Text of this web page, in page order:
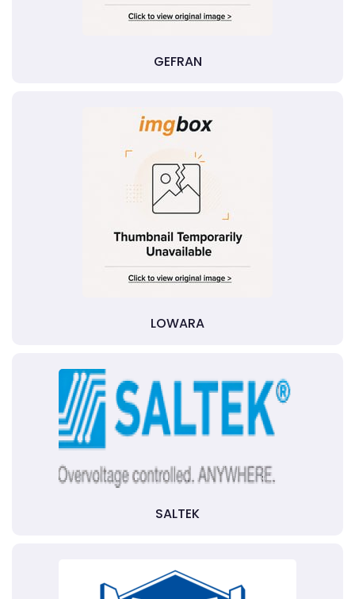
GEFRAN
LOWARA
SALTEK